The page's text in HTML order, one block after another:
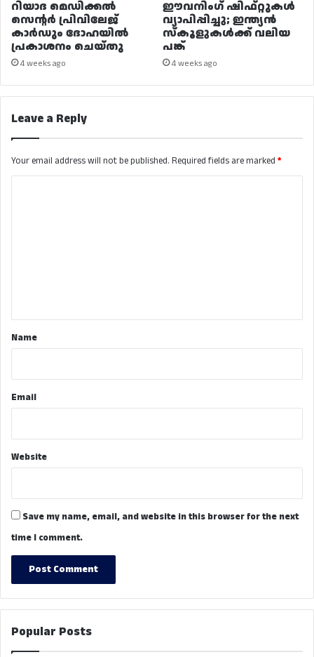
റിയാദ മെഡിക്കൽ
സെന്റർ പ്രിവിലേജ്
കാർഡും ദോഹയിൽ
പ്രകാശനം ചെയ്തു
4 weeks ago
ഈവനിംഗ് ഷിഫ്റ്റുകൾ
വ്യാപിപ്പിച്ചു; ഇന്ത്യൻ
സ്കൂളുകൾക്ക് വലിയ
പങ്ക്
4 weeks ago
Leave a Reply
Your email address will not be published. Required fields are marked *
*Name
Email
Website
Save my name, email, and website in this browser for the next
time I comment.
Popular Posts